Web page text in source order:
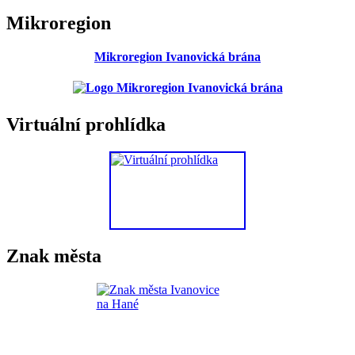
Mikroregion
Mikroregion Ivanovická brána
Virtuální prohlídka
Znak města